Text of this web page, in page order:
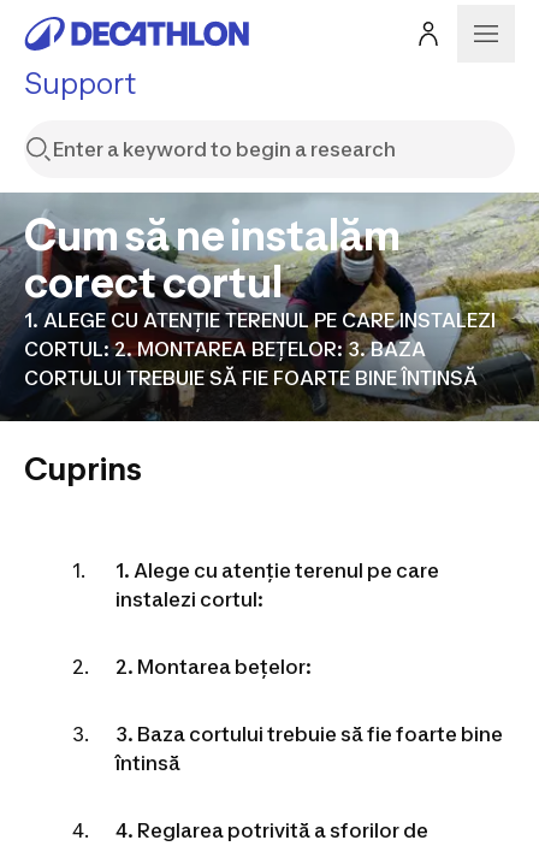
Support
Cum să ne instalăm
corect cortul
1. ALEGE CU ATENȚIE TERENUL PE CARE INSTALEZI
CORTUL: 2. MONTAREA BEȚELOR: 3. BAZA
CORTULUI TREBUIE SĂ FIE FOARTE BINE ÎNTINSĂ
Cuprins
1. Alege cu atenție terenul pe care
instalezi cortul:
2. Montarea bețelor:
3. Baza cortului trebuie să fie foarte bine
întinsă
4. Reglarea potrivită a sforilor de